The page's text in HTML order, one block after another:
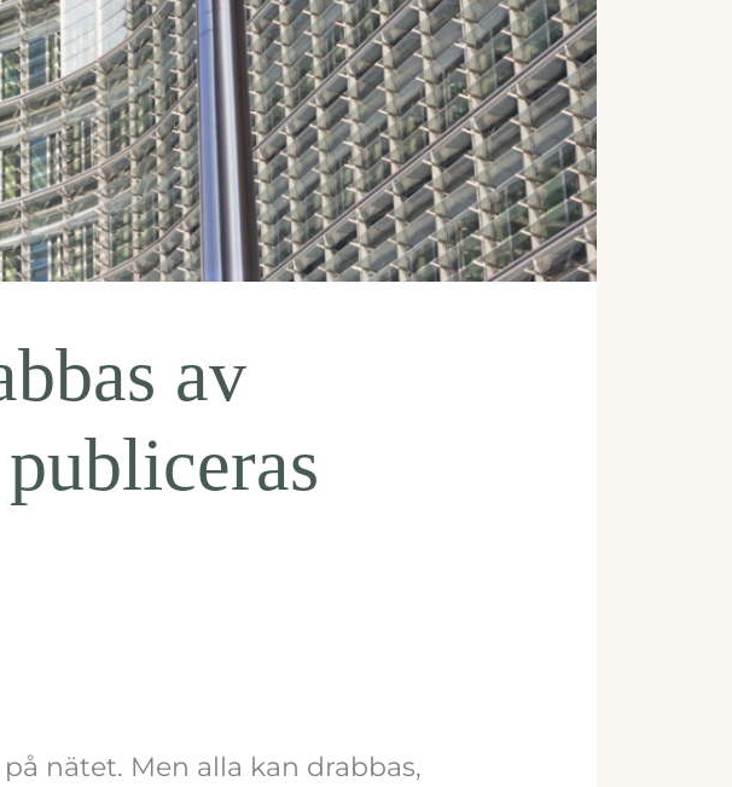
av
nätet. Men alla kan drabbas,